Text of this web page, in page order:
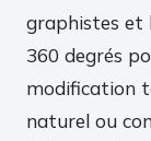
graphistes et
360 degrés
modification
naturel ou